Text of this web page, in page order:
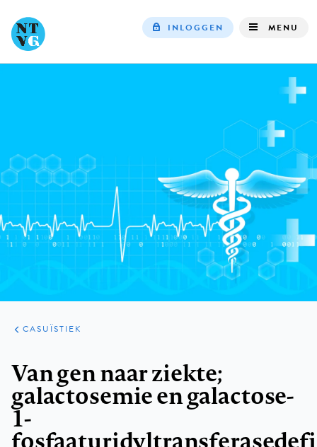
navigation
INLOGGEN MENU
ARTIKELEN
PRAKTIJK
CASUÏSTIEK
Van gen naar ziekte;
galactosemie en galactose-
1-